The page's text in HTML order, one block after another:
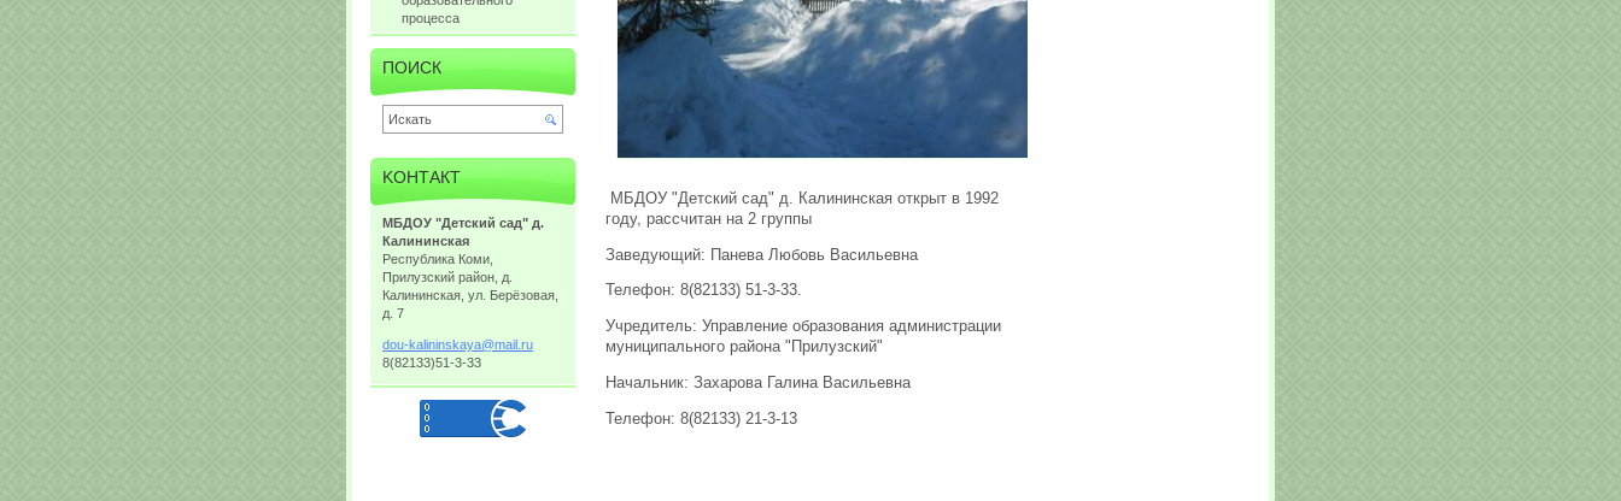
МБДОУ "Детский сад" д. Калининская открыт в 1992
году, рассчитан на 2 группы
Заведующий: Панева Любовь Васильевна
Телефон: 8(82133) 51-3-33.
Учредитель: Управление образования администрации
муниципального района "Прилузский"
Начальник: Захарова Галина Васильевна
Телефон: 8(82133) 21-3-13
процесса
ПОИСК
KOНТАКТ
МБДОУ "Детский сад" д.
Калининская
Республика Коми,
Прилузский район, д.
Калининская, ул. Берёзовая,
д. 7
dou-kalininskaya@mail.ru
8(82133)51-3-33